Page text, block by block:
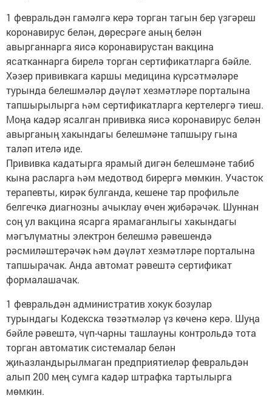
1 февральдән гамәлгә керә торган тагын бер үзгәреш
коронавирус белән, дөресрәге аның белән
авырганнарга яисә коронавирустан вакцина
ясатканнарга бирелә торган сертификатларга бәйле.
Хәзер прививкага каршы медицина күрсәтмәләре
турында белешмәләр дәүләт хезмәтләре порталына
тапшырылырга һәм сертификатларга кертелергә тиеш.
Моңа кадәр ясалган прививка яисә коронавирус белән
авырганың хакындагы белешмәне тапшыру гына
таләп ителә иде.
Прививка кадатырга ярамый дигән белешмәне табиб
кына расларга һәм медотвод бирергә мөмкин. Участок
терапевты, кирәк булганда, кешене тар профильле
белгечкә диагнозны ачыклау өчен җибәрәчәк. Шуннан
соң ул вакцина ясарга ярамаганлыгы хакындагы
мәгълүматны электрон белешмә рәвешендә
рәсмиләштерәчәк һәм дәүләт хезмәтләре порталына
тапшырачак. Анда автомат рәвештә сертификат
формалашачак.
1 февральдән административ хокук бозулар
турындагы Кодекска төзәтмәләр үз көченә керә. Шуңа
бәйле рәвештә, чүп-чарны ташлауны контрольдә тота
торган автоматик системалар белән
җиһазландырылмаган предприятиеләр февральдән
алып 200 мең сумга кадәр штрафка тартылырга
мөмкин.